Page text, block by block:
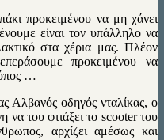
προκειμένου να μη χάνει
είναι τον υπάλληλο να
στα χέρια μας. Πλέον
προκειμένου να
…
Αλβανός οδηγός νταλίκας, ο
να του φτιάξει το scooter του
αρχίζει αμέσως και